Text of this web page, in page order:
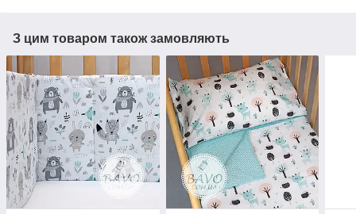
З цим товаром також замовляють